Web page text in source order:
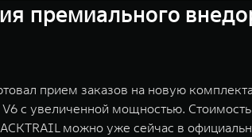
премиального
прием заказов на новую
c увеличенной мощностью.
можно уже сейчас в